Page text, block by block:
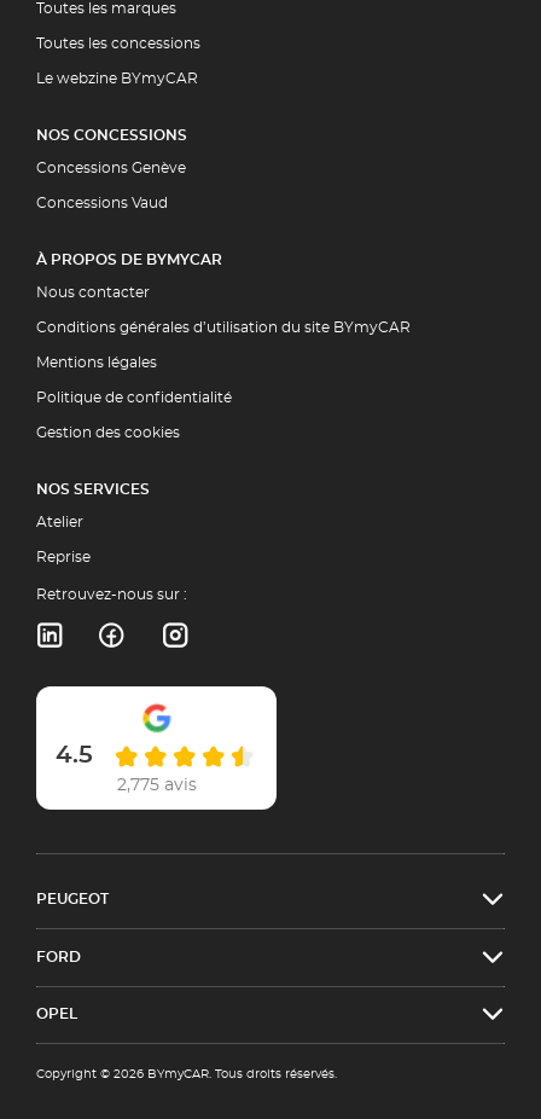
Toutes les marques
Toutes les concessions
Le webzine BYmyCAR
NOS CONCESSIONS
Concessions Genève
Concessions Vaud
À PROPOS DE BYMYCAR
Nous contacter
Conditions générales d’utilisation du site BYmyCAR
Mentions légales
Politique de confidentialité
Gestion des cookies
NOS SERVICES
Atelier
Reprise
Retrouvez-nous sur :
4.5
2,775 avis
PEUGEOT
FORD
OPEL
Copyright © 2026 BYmyCAR. Tous droits réservés.